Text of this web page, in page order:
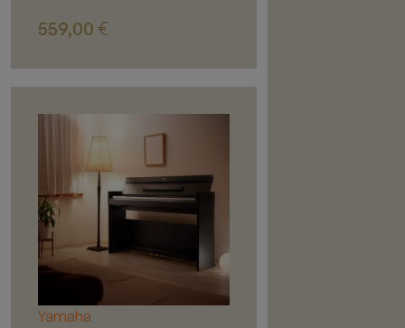
559,00 €
Yamaha